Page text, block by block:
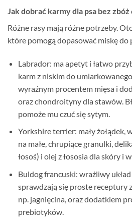
Jak dobrać karmy dla psa bez
Różne rasy mają różne potrzeby.
które pomogą dopasować miskę do
Labrador: ma apetyt i łatwo
karm z niskim do
wyraźnym procentem mięsa i
oraz chondroityny dla stawów.
pomoże mu czuć się sytym.
Yorkshire terrier: mały żołądek,
na małe, chrupiące granulki,
łosoś) i olej z łososia dla skóry i
Buldog francuski: wrażliwy
sprawdzają się proste receptury
np. jagnięcina, oraz dodatkiem
prebiotyków.